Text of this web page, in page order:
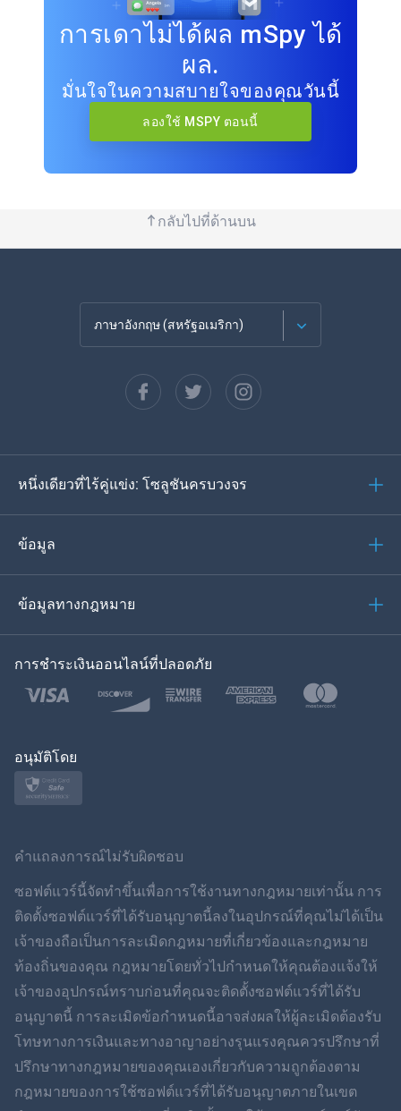
การเดาไม่ได้ผล mSpy ได้
ผล.
มั่นใจในความสบายใจของคุณวันนี้
ลองใช้ MSPY ตอนนี้
กลับไปที่ด้านบน
ภาษาอังกฤษ (สหรัฐอเมริกา)
Español
ภาษาเยอรมัน
โปรตุเกส
ภาษาไทย
โปแลนด์
ภาษาไทย
Dansk
ฮินดี
ภาษาฮีบรู
หนึ่งเดียวที่ไร้คู่แข่ง: โซลูชันครบวงจร
ข้อมูล
ข้อมูลทางกฎหมาย
การชำระเงินออนไลน์ที่ปลอดภัย
อนุมัติโดย
คำแถลงการณ์ไม่รับผิดชอบ
ซอฟต์แวร์นี้จัดทำขึ้นเพื่อการใช้งานทางกฎหมายเท่านั้น การ
ติดตั้งซอฟต์แวร์ที่ได้รับอนุญาตนี้ลงในอุปกรณ์ที่คุณไม่ได้เป็น
เจ้าของถือเป็นการละเมิดกฎหมายที่เกี่ยวข้องและกฎหมาย
ท้องถิ่นของคุณ กฎหมายโดยทั่วไปกำหนดให้คุณต้องแจ้งให้
เจ้าของอุปกรณ์ทราบก่อนที่คุณจะติดตั้งซอฟต์แวร์ที่ได้รับ
อนุญาตนี้ การละเมิดข้อกำหนดนี้อาจส่งผลให้ผู้ละเมิดต้องรับ
โทษทางการเงินและทางอาญาอย่างรุนแรงคุณควรปรึกษาที่
ปรึกษาทางกฎหมายของคุณเองเกี่ยวกับความถูกต้องตาม
กฎหมายของการใช้ซอฟต์แวร์ที่ได้รับอนุญาตภายในเขต